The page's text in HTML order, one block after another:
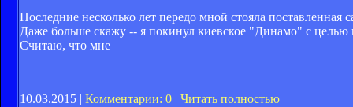
Последние несколько лет передо мной стояла
Даже больше скажу -- я покинул киевское "Динамо" с
Считаю, что мне
10.03.2015 | Комментарии: 0 | Читать полностью